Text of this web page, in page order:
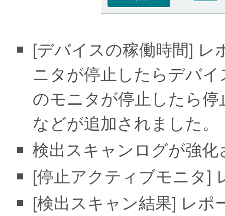
[デバイスの稼働時間] レ
ニタが停止したらデバ
のモニタが停止したら
などが追加されました。
検出スキャンログが強
[停止アクティブモニタ]
[検出スキャン結果] レポ